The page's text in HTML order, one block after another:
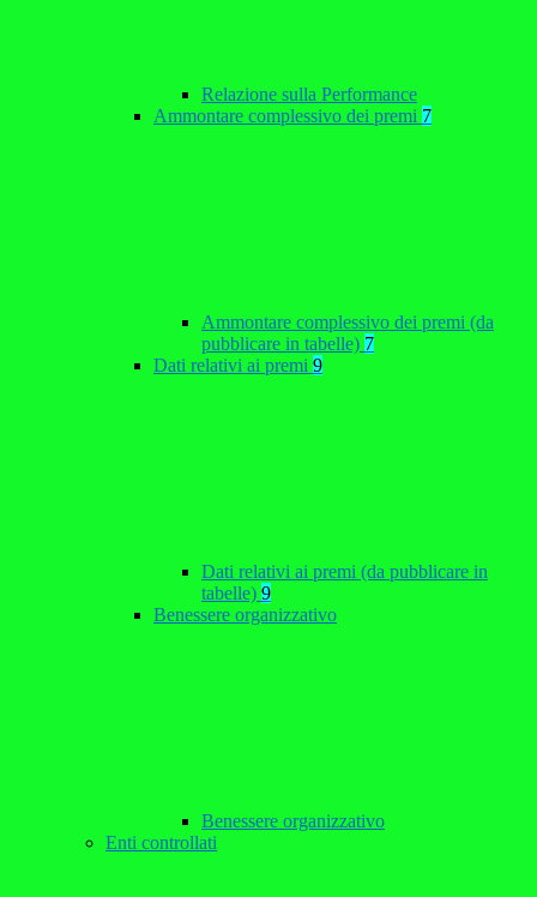
Relazione sulla Performance
Ammontare complessivo dei premi 7
Ammontare complessivo dei premi (da
pubblicare in tabelle) 7
Dati relativi ai premi 9
Dati relativi ai premi (da pubblicare in
tabelle) 9
Benessere organizzativo
Benessere organizzativo
Enti controllati